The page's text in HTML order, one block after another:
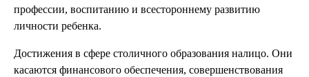
профессии, воспитанию и всестороннему развитию
личности ребенка.
Достижения в сфере столичного образования налицо. Они
касаются финансового обеспечения, совершенствования